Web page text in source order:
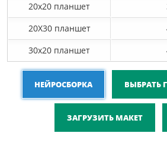
20x20 планшет
20X30 планшет
30x20 планшет
НЕЙРОСБОРКА ВЫБРАТЬ
ЗАГРУЗИТЬ МАКЕТ